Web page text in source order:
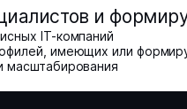
и
IT-компаний
имеющих или
масштабирования